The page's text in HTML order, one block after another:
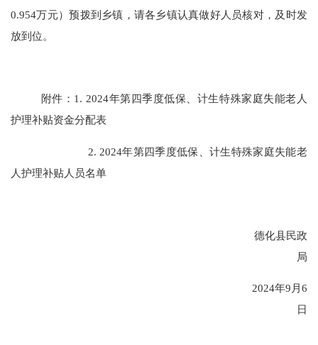
0.954万元）预拨到乡镇 ，请各乡镇认真做好人员核对， 及时发
放到位。
附件： 1.2024年第四季度低保、计生特殊家庭失能老人
护理补贴资金分配表
2. 2024年第四季度低保、计生特殊家庭失能老
人护理补贴人员名单
德化县民政
局
2024年9月6
日